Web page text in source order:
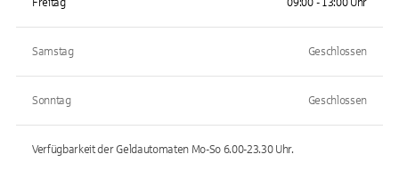
Freitag 09:00 - 13:00 Uhr
Samstag Geschlossen
Sonntag Geschlossen
Verfügbarkeit der Geldautomaten Mo-So 6.00-23.30Uhr.